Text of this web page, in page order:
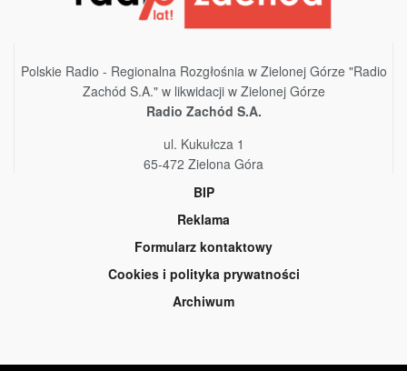
Polskie Radio - Regionalna Rozgłośnia w Zielonej Górze "Radio
Zachód S.A." w likwidacji w Zielonej Górze
Radio Zachód S.A.
ul. Kukułcza 1
65-472 Zielona Góra
BIP
Reklama
Formularz kontaktowy
Cookies i polityka prywatności
Archiwum